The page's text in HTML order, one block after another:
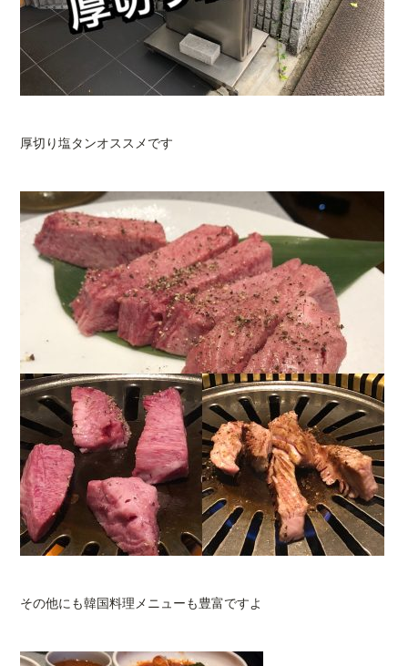
厚切り塩タンオススメです
その他にも韓国料理メニューも豊富ですよ